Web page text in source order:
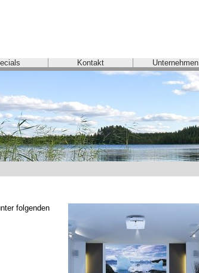
Kontakt Unternehmen
folgenden